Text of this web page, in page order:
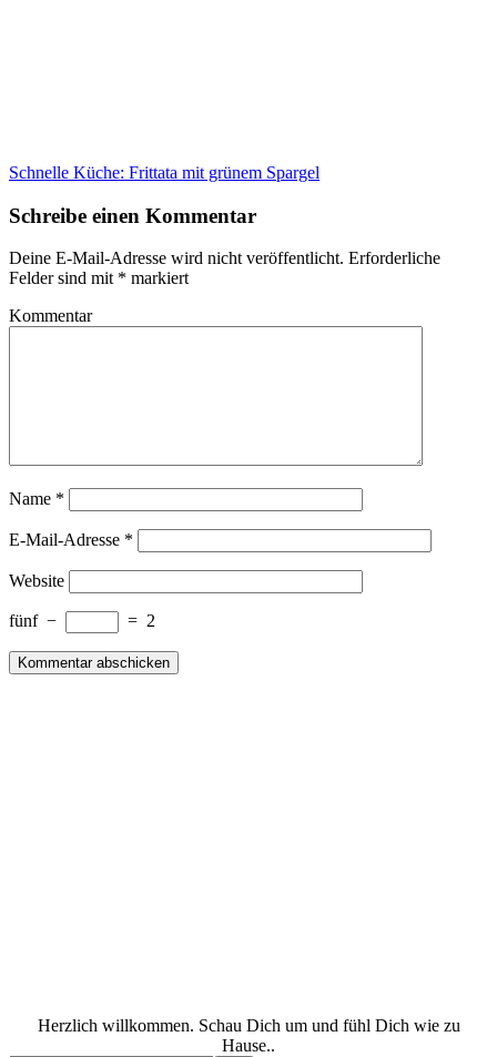
Schnelle Küche: Frittata mit grünem Spargel
Schreibe einen Kommentar
Deine E-Mail-Adresse wird nicht veröffentlicht. Erforderliche
Felder sind mit * markiert
Kommentar
Name *
E-Mail-Adresse *
Website
fünf − = 2
Herzlich willkommen. Schau Dich um und fühl Dich wie zu
Hause..